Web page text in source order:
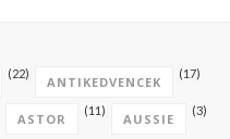
(22)
ANTIKEDVENCEK
(17)
ASTOR
(11)
AUSSIE
(3)